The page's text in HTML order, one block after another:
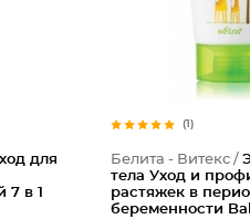
для
в 1
(1)
Белита - Витекс /
тела Уход и
растяжек в
беременности